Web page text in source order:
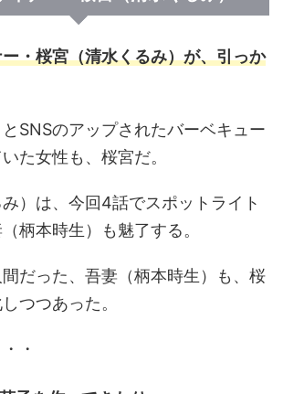
・桜宮（清水くるみ）が、引っか
SNSのアップされたバーベキュー
た女性も、桜宮だ。
）は、今回4話でスポットライト
柄本時生）も魅了する。
だった、吾妻（柄本時生）も、桜
つつあった。
・